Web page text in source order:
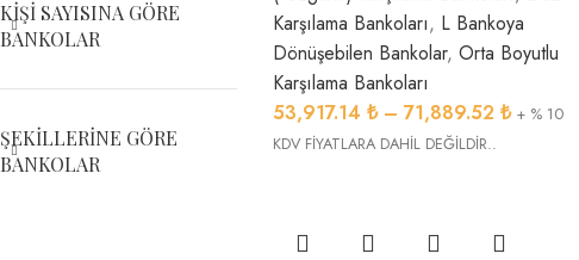
KIŞI SAYISINA GÖRE
BANKOLAR
ŞEKILLERINE GÖRE
BANKOLAR
Karşılama Bankoları, L Bankoya
Dönüşebilen Bankolar, Orta Boyutlu
Karşılama Bankoları
53,917.14 ₺ – 71,889.52 ₺ + % 10
KDV FİYATLARA DAHİL DEĞİLDİR..